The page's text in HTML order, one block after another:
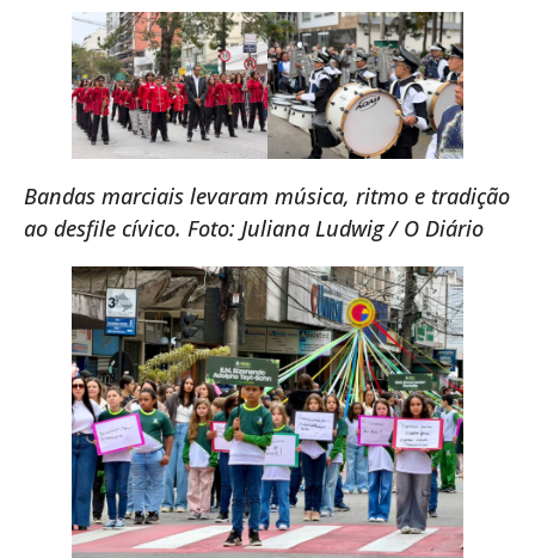
Bandas marciais levaram música, ritmo e tradição
ao desfile cívico. Foto: Juliana Ludwig / O Diário